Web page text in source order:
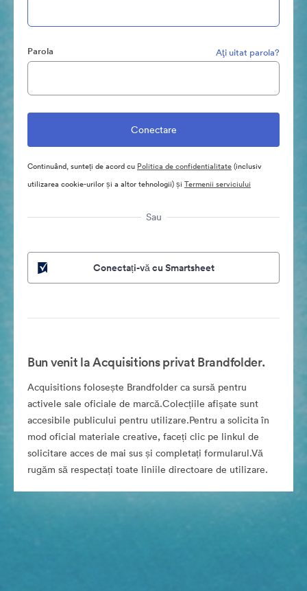
Parola Aţi uitat parola?
Continuând, sunteți de acord cu Politica de confidentialitate(inclusiv
utilizarea cookie-urilor și a altor tehnologii) și Termenii serviciului
Sau
Conectați-vă cu Smartsheet
Bun venit la Acquisitions privat Brandfolder.
Acquisitions folosește Brandfolder ca sursă pentru
activele sale oficiale de marcă.Colecțiile afișate sunt
accesibile publicului pentru utilizare.Pentru a solicita în
mod oficial materiale creative, faceți clic pe linkul de
solicitare acces de mai sus și completați formularul.Vă
rugăm să respectați toate liniile directoare de utilizare.